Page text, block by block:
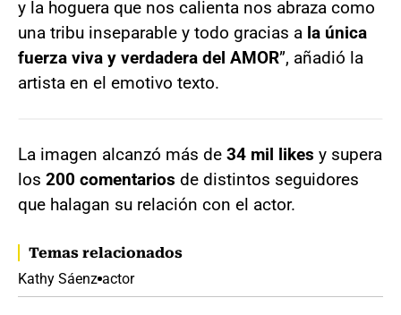
y la hoguera que nos calienta nos abraza como
una tribu inseparable y todo gracias a la única
fuerza viva y verdadera del AMOR”, añadió la
artista en el emotivo texto.
La imagen alcanzó más de 34 mil likes y supera
los 200 comentarios de distintos seguidores
que halagan su relación con el actor.
Temas relacionados
Kathy Sáenz actor